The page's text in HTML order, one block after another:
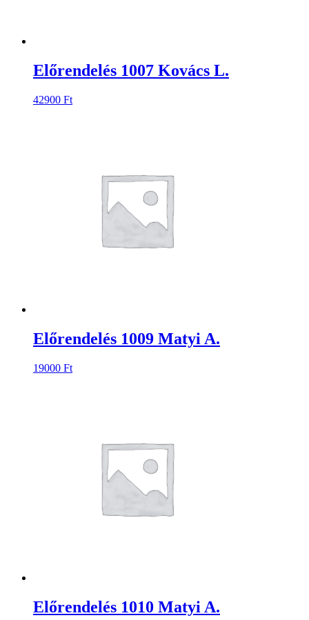
Előrendelés 1007 Kovács L.
42900 Ft
Előrendelés 1009 Matyi A.
19000 Ft
Előrendelés 1010 Matyi A.